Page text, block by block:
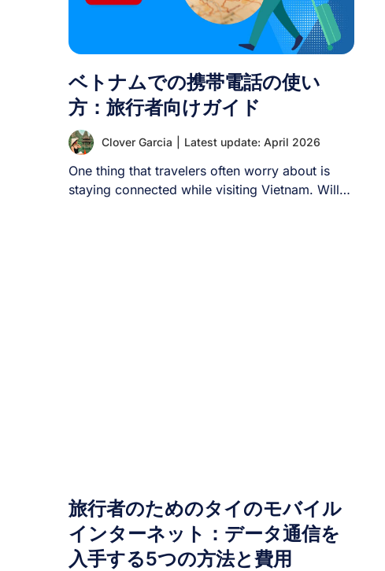
ベトナムでの携帯電話の使い
方：旅行者向けガイド
Clover Garcia Latest update: April 2026
One thing that travelers often worry about is
staying connected while visiting Vietnam. Will
旅行者のためのタイのモバイル
インターネット：データ通信を
入手する5つの方法と費用